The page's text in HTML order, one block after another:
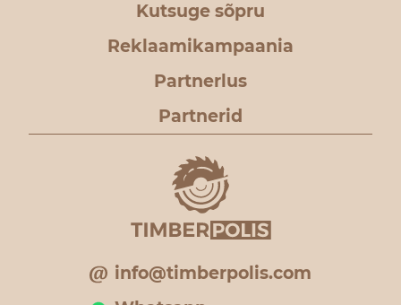
Kutsuge sõpru
Reklaamikampaania
Partnerlus
Partnerid
info@timberpolis.com